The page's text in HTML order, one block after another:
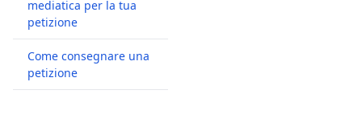
mediatica per la tua
petizione
Come consegnare una
petizione